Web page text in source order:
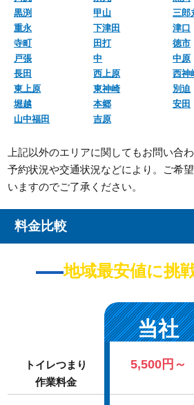
黒渕
甲山
三郎
重永
下津田
津口
寺町
田打
徳市
戸張
中
中原
長田
西上原
西神
東上原
東神崎
別迫
堀越
本郷
安田
山中福田
吉原
上記以外のエリアに関してもお問い合
予約状況や交通状況などにより。ご希
いますのでご了承ください。
料金比較
地域最安値に挑
当社
トイレつまり
作業料金
5,500円～